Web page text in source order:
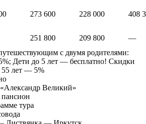
273 600 228 000 408
251 800 209 800
—
с двумя родителями:
Дети до 5 лет — бесплатно! Скидки
55 лет — 5%
Великий»
тура